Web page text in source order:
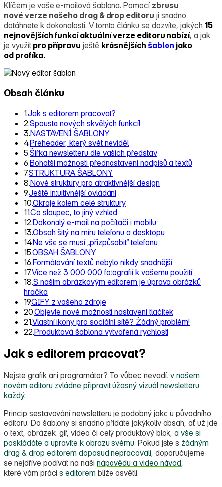
Klíčem je vaše e‑mailová šablona. Pomocí zbrusu
nové verze našeho drag & drop editoru ji snadno
dotáhnete k dokonalosti. V tomto článku se dozvíte, jakých 15
nejnovějších funkcí aktuální verze editoru nabízí, a jak
je využít pro přípravu ještě krásnějších šablon jako
od profíka.
Obsah článku
1.Jak s editorem pracovat?
2.Spousta nových skvělých funkcí!
3.NASTAVENÍ ŠABLONY
4.Preheader, který svět neviděl
5.Šířka newsletteru dle vašich představ
6.Bohatší možnosti přednastavení nadpisů a textů
7.STRUKTURA ŠABLONY
8.Nové struktury pro atraktivnější design
9.Ještě intuitivnější ovládání
10.Okraje kolem celé struktury
11.Co sloupec, to jiný vzhled
12.Dokonalý e-mail na počítači i mobilu
13.Obsah šitý na míru telefonu a desktopu
14.Ne vše se musí „přizpůsobit“ telefonu
15.OBSAH ŠABLONY
16.Formátování textů nebylo nikdy snadnější
17.Více než 3 000 000 fotografií k vašemu použití
18.S naším obrázkovým editorem je úprava obrázků
hračka
19.GIFY z vašeho zdroje
20.Objevte nové možnosti nastavení tlačítek
21.Vlastní ikony pro sociální sítě? Žádný problém!
22.Produktová šablona vytvořená rychlostí
Jak s editorem pracovat?
Nejste grafik ani programátor? To vůbec nevadí, v našem
novém editoru zvládne připravit úžasný vizuál newsletteru
každý.
Princip sestavování newsletteru je podobný jako u původního
editoru. Do šablony si snadno přidáte jakýkoliv obsah, ať už jde
o text, obrázek, gif, video či celý produktový blok, a vše si
poskládáte a upravíte k obrazu svému. Pokud jste s žádným
drag & drop editorem doposud nepracovali, doporučujeme
se nejdříve podívat na naši nápovědu a video návod,
které vám práci s editorem blíže osvětlí.